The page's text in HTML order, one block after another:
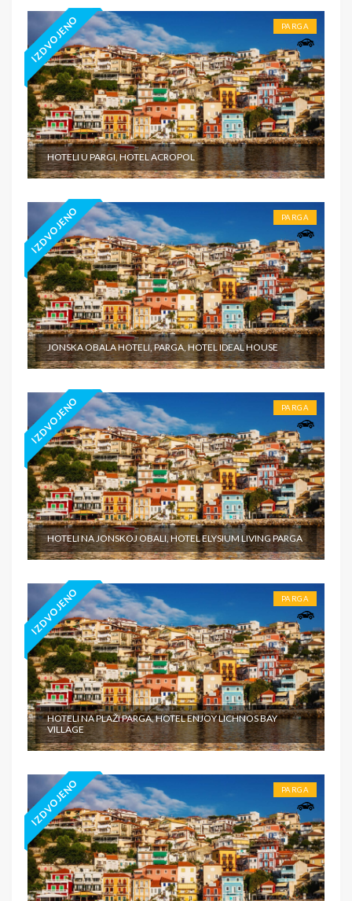
IZDVOJENO PARGA
HOTELI U PARGI, HOTEL ACROPOL
IZDVOJENO PARGA
JONSKA OBALA HOTELI, PARGA, HOTEL IDEAL HOUSE
IZDVOJENO PARGA
HOTELI NA JONSKOJ OBALI, HOTEL ELYSIUM LIVING PARGA
IZDVOJENO PARGA
HOTELI NA PLAŽI PARGA, HOTEL ENJOY LICHNOS BAY
VILLAGE
IZDVOJENO PARGA